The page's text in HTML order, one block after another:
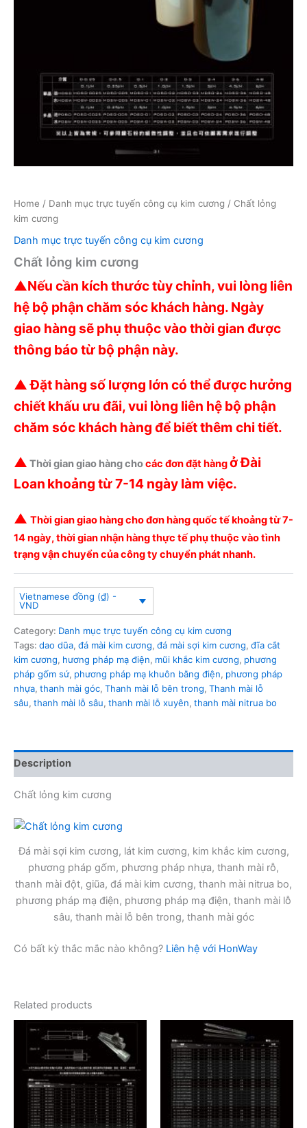
Home / Danh mục trực tuyến công cụ kim cương / Chất lỏng
kim cương
Danh mục trực tuyến công cụ kim cương
Chất lỏng kim cương
▲Nếu cần kích thước tùy chỉnh, vui lòng liên
hệ bộ phận chăm sóc khách hàng. Ngày
giao hàng sẽ phụ thuộc vào thời gian được
thông báo từ bộ phận này.
▲ Đặt hàng số lượng lớn có thể được hưởng
chiết khấu ưu đãi, vui lòng liên hệ bộ phận
chăm sóc khách hàng để biết thêm chi tiết.
▲ Thời gian giao hàng chocác đơn đặt hàngở Đài
Loan khoảng từ 7-14 ngày làm việc.
▲ Thời gian giao hàng cho đơn hàng quốc tế khoảng từ 7-
14 ngày, thời gian nhận hàng thực tế phụ thuộc vào tình
trạng vận chuyển của công ty chuyển phát nhanh.
Vietnamese đồng (₫) -
VND
Category: Danh mục trực tuyến công cụ kim cương
Tags: dao dũa, đá mài kim cương, đá mài sợi kim cương, đĩa cắt
kim cương, hương pháp mạ điện, mũi khắc kim cương, phương
pháp gốm sứ, phương pháp mạ khuôn bằng điện, phương pháp
nhựa, thanh mài góc, Thanh mài lỗ bên trong, Thanh mài lỗ
sâu, thanh mài lỗ sâu, thanh mài lỗ xuyên, thanh mài nitrua bo
Description
Chất lỏng kim cương
Đá mài sợi kim cương, lát kim cương, kim khắc kim cương,
phương pháp gốm, phương pháp nhựa, thanh mài rỗ,
thanh mài đột, giũa, đá mài kim cương, thanh mài nitrua bo,
phương pháp mạ điện, phương pháp mạ điện, thanh mài lỗ
sâu, thanh mài lỗ bên trong, thanh mài góc
Có bất kỳ thắc mắc nào không? Liên hệ với HonWay
Related products